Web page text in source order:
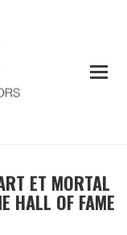
ET MORTAL
HALL OF FAME